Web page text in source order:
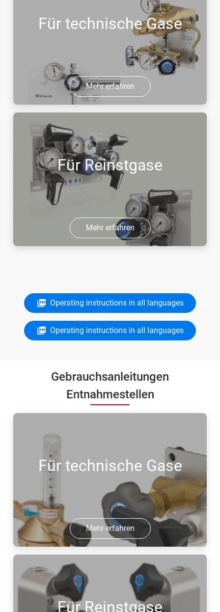
Für technische Gase
Mehr erfahren
Für Reinstgase
Mehr erfahren
Operating instructions in all languages
Operating instructions in all languages
Gebrauchsanleitungen
Entnahmestellen
Für technische Gase
Mehr erfahren
Für Reinstgase